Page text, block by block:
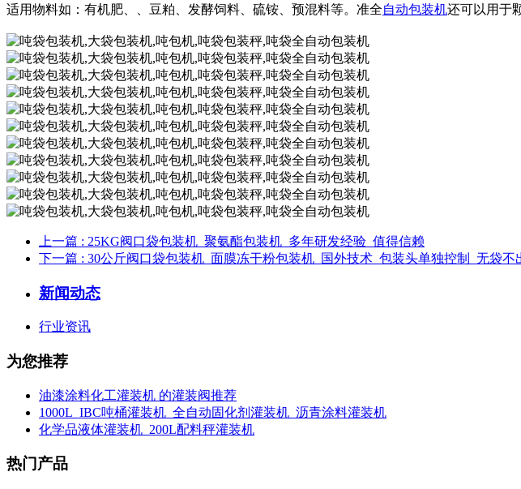
适用物料如：有机肥、、豆粕、发酵饲料、硫铵、预混料等。准全自动包装机还可以用于
上一篇 : 25KG阀口袋包装机_聚氨酯包装机_多年研发经验_值得信赖
下一篇 : 30公斤阀口袋包装机_面膜冻干粉包装机_国外技术_包装头单独控制_无袋不
新闻动态
行业资讯
为您推荐
油漆涂料化工灌装机 的灌装阀推荐
1000L_IBC吨桶灌装机_全自动固化剂灌装机_沥青涂料灌装机
化学品液体灌装机_200L配料秤灌装机
热门产品